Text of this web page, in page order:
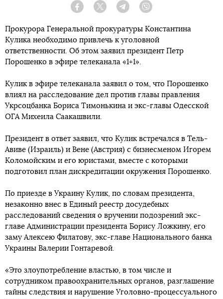
Facebook Twitter Telegram
Прокурора Генеральной прокуратуры Константина
Кулика необходимо привлечь к уголовной
ответственности. Об этом заявил президент Петр
Порошенко в эфире телеканала «1+1».
Кулик в эфире телеканала заявил о том, что Порошенко
влиял на расследование дел против главы правления
Укрсоцбанка Бориса Тимонькина и экс-главы Одесской
ОГА Михеила Саакашвили.
Президент в ответ заявил, что Кулик встречался в Тель-
Авиве (Израиль) и Вене (Австрия) с бизнесменом Игорем
Коломойским и его юристами, вместе с которыми
подготовил план дискредитации окружения Порошенко.
По приезде в Украину Кулик, по словам президента,
незаконно внес в Единый реестр досудебных
расследований сведения о вручении подозрений экс-
главе Администрации президента Борису Ложкину, его
заму Алексею Филатову, экс-главе Национального банка
Украины Валерии Гонтаревой.
«Это злоупотребление властью, в том числе и
сотрудником правоохранительных органов, разглашение
тайны следствия и нарушение Уголовно-процессуального